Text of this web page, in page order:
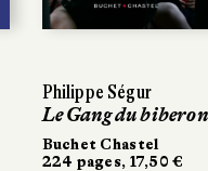
Philippe Ségur
Le Gang du biberon
Buchet Chastel
224 pages, 17,50 €
Philippe Ségur
Le Gang du biberon
Buchet Chastel
224 pages, 17,50 €